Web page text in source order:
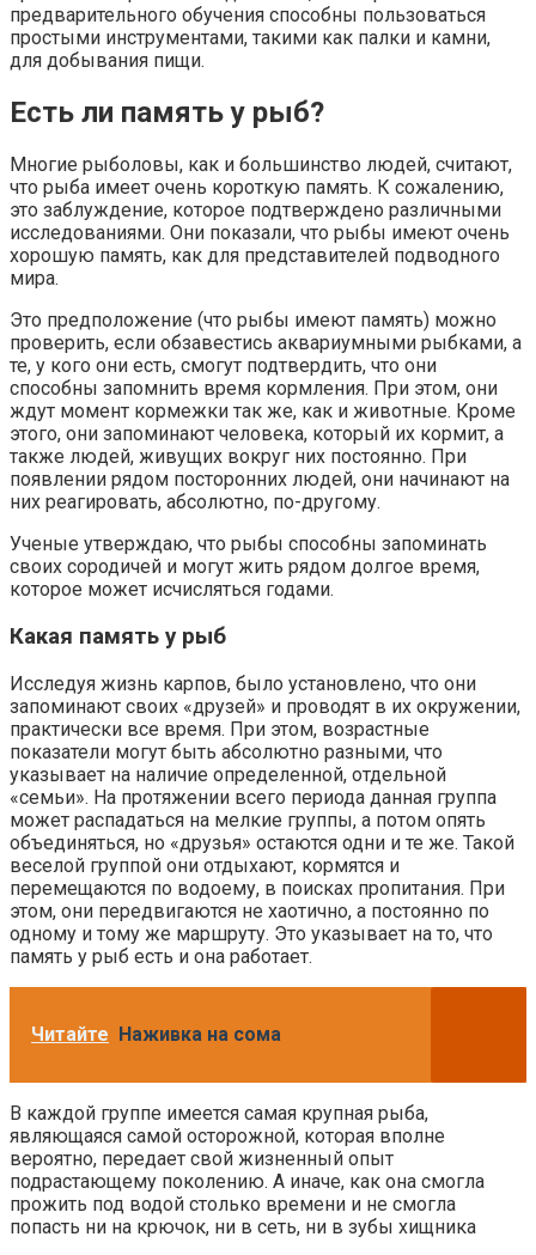
предварительного обучения способны пользоваться
простыми инструментами, такими как палки и камни,
для добывания пищи.
Есть ли память у рыб?
Многие рыболовы, как и большинство людей, считают,
что рыба имеет очень короткую память. К сожалению,
это заблуждение, которое подтверждено различными
исследованиями. Они показали, что рыбы имеют очень
хорошую память, как для представителей подводного
мира.
Это предположение (что рыбы имеют память) можно
проверить, если обзавестись аквариумными рыбками, а
те, у кого они есть, смогут подтвердить, что они
способны запомнить время кормления. При этом, они
ждут момент кормежки так же, как и животные. Кроме
этого, они запоминают человека, который их кормит, а
также людей, живущих вокруг них постоянно. При
появлении рядом посторонних людей, они начинают на
них реагировать, абсолютно, по-другому.
Ученые утверждаю, что рыбы способны запоминать
своих сородичей и могут жить рядом долгое время,
которое может исчисляться годами.
Какая память у рыб
Исследуя жизнь карпов, было установлено, что они
запоминают своих «друзей» и проводят в их окружении,
практически все время. При этом, возрастные
показатели могут быть абсолютно разными, что
указывает на наличие определенной, отдельной
«семьи». На протяжении всего периода данная группа
может распадаться на мелкие группы, а потом опять
объединяться, но «друзья» остаются одни и те же. Такой
веселой группой они отдыхают, кормятся и
перемещаются по водоему, в поисках пропитания. При
этом, они передвигаются не хаотично, а постоянно по
одному и тому же маршруту. Это указывает на то, что
память у рыб есть и она работает.
Читайте Наживка на сома
В каждой группе имеется самая крупная рыба,
являющаяся самой осторожной, которая вполне
вероятно, передает свой жизненный опыт
подрастающему поколению. А иначе, как она смогла
прожить под водой столько времени и не смогла
попасть ни на крючок, ни в сеть, ни в зубы хищника